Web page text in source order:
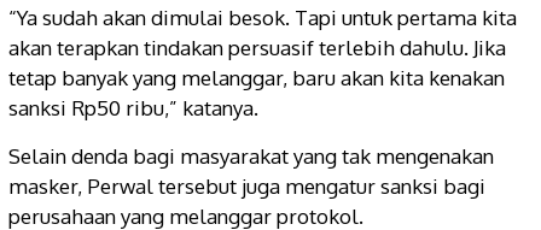
“Ya sudah akan dimulai besok. Tapi untuk pertama kita
akan terapkan tindakan persuasif terlebih dahulu. Jika
tetap banyak yang melanggar, baru akan kita kenakan
sanksi Rp50 ribu,” katanya.
Selain denda bagi masyarakat yang tak mengenakan
masker, Perwal tersebut juga mengatur sanksi bagi
perusahaan yang melanggar protokol.